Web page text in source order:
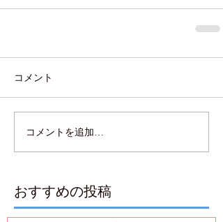
コメント
コメントを追加…
おすすめの投稿